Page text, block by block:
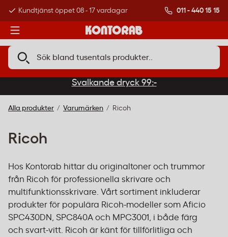
Kundtjänst öppet 08 - 17 vardagar Över 500 000
011 - 440 15 15
Svalkande dryck 99:-
Alla produkter Varumärken Ricoh
Ricoh
Hos Kontorab hittar du originaltoner och trummor
från Ricoh för professionella skrivare och
multifunktionsskrivare. Vårt sortiment inkluderar
produkter för populära Ricoh-modeller som Aficio
SPC430DN, SPC840A och MPC3001, i både färg
och svart-vitt. Ricoh är känt för tillförlitliga och